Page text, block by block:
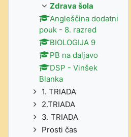
Zdrava šola
Angleščina dodatni
pouk - 8. razred
BIOLOGIJA 9
PB na daljavo
DSP - Vinšek
Blanka
1. TRIADA
2.TRIADA
3. TRIADA
Prosti čas